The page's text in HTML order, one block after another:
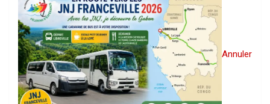
Annuler